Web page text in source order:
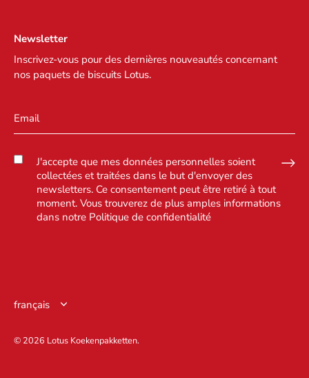
Newsletter
Inscrivez-vous pour des dernières nouveautés concernant
nos paquets de biscuits Lotus.
J'accepte que mes données personnelles soient
collectées et traitées dans le but d'envoyer des
newsletters. Ce consentement peut être retiré à tout
moment. Vous trouverez de plus amples informations
dans notre Politique de confidentialité
Langue
français
© 2026 Lotus Koekenpakketten.